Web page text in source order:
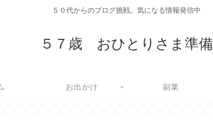
５０代からのブログ挑戦。気になる情報発信中
５７歳 おひとりさま準備
お出かけ 副業